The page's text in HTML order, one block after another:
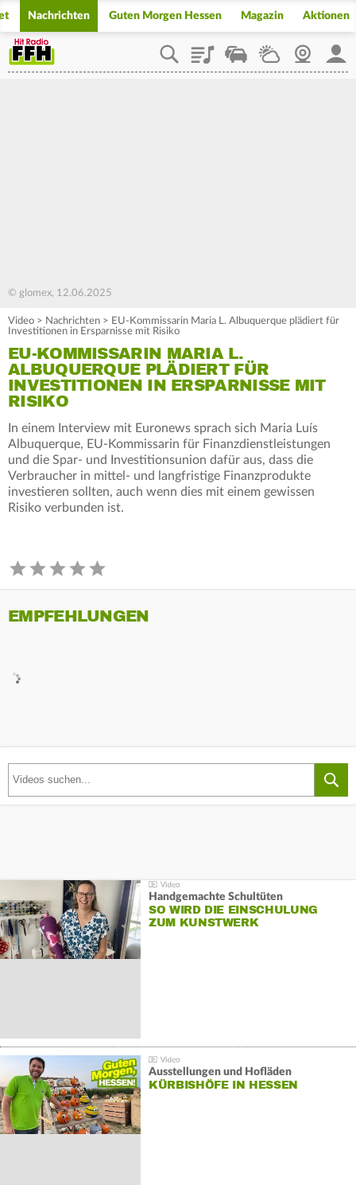
Nachrichten Guten Morgen Hessen Magazin Aktionen
PlaylistStaupilotWetterWebcam
© glomex, 12.06.2025
Video > Nachrichten > EU-Kommissarin Maria L. Albuquerque plädiert für
Investitionen in Ersparnisse mit Risiko
EU-KOMMISSARIN MARIA L.
ALBUQUERQUE PLÄDIERT FÜR
INVESTITIONEN IN ERSPARNISSE MIT
RISIKO
In einem Interview mit Euronews sprach sich Maria Luís
Albuquerque, EU-Kommissarin für Finanzdienstleistungen
und die Spar- und Investitionsunion dafür aus, dass die
Verbraucher in mittel- und langfristige Finanzprodukte
investieren sollten, auch wenn dies mit einem gewissen
Risiko verbunden ist.
EMPFEHLUNGEN
Handgemachte Schultüten
SO WIRD DIE EINSCHULUNG
ZUM KUNSTWERK
Ausstellungen und Hofläden
KÜRBISHÖFE IN HESSEN